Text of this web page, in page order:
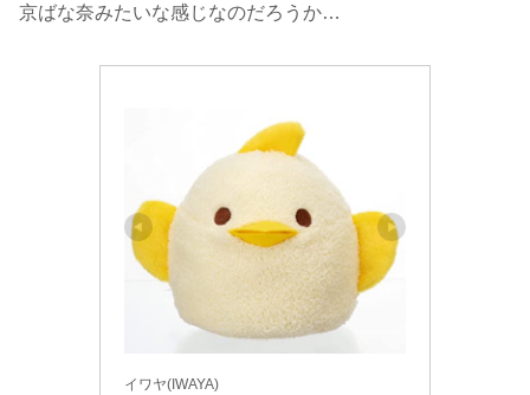
京ばな奈みたいな感じなのだろうか…
イワヤ(IWAYA)